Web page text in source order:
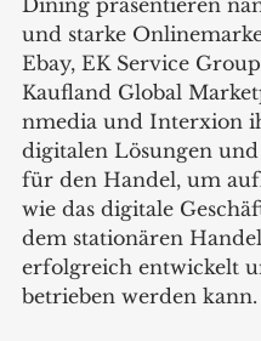
Dining präsentieren
und starke
Ebay, EK Service
Kaufland Global
nmedia und Interxion
digitalen Lösungen und
für den Handel, um
wie das digitale
dem stationären Handel
erfolgreich entwickelt
betrieben werden kann.